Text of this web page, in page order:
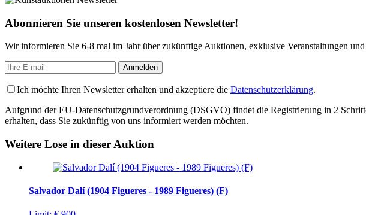
Abonnieren Sie unseren kostenlosen Newsletter!
Wir informieren Sie 6-8 mal im Jahr über zukünftige Auktionen, exklusive Veranstaltungen
Ich möchte Ihren Newsletter erhalten und akzeptiere die Datenschutzerklärung.
Aufgrund der EU-Datenschutzgrundverordnung (DSGVO) findet die Registrierung in 2
erhalten, dass Sie zukünftig von uns informiert werden möchten.
Weitere Lose in dieser Auktion
Salvador Dalí (1904 Figueres - 1989 Figueres) (F)